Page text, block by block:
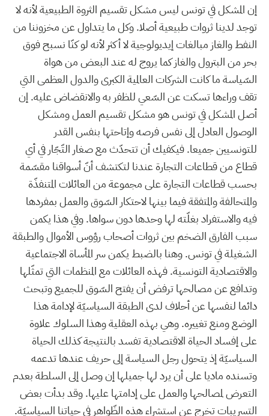
إن المشكل في تونس ليس مشكل تقسيم الثروة الطبيعية لأنه لا
توجد لدينا ثروات طبيعية أصلا. وكل ما يتداول عن مخزوننا من
النفط والغاز مبالغات إيديولوجية لا أكثر لأنه لو كنّا نسبح فوق
بحر من البترول والغاز كما يروج له عند البعض من هواة
السّياسة ما كانت الشركات العالمية الكبرى والدول العظمى التي
تقف وراءها تسكت عن السّعي للظفر به والانقضاض عليه. إن
أصل المشكل في تونس هو مشكل تقسيم العمل ومشكل
الوصول العادل إلى نفس فرصه وإتاحتها بنفس القدر
للتونسيين جميعا. فيكفيك أن تتحدّث مع صغار التّجّار في أي
قطاع من قطاعات التجارة عندنا لتكتشف أنّ أسواقنا مقسّمة
بحسب قطاعات التجارة على مجموعة من العائلات المتنفذّة
والمتحالفة والمتفقة فيما بينها لاحتكار السّوق والعمل بمفردها
فيه والاستفراد بغلّته لها وحدها دون سواها. وفي هذا يكمن
سبب الفارق الضخم بين ثروات أصحاب رؤوس الأموال والطبقة
الشغيلة في تونس. وهنا بالضبط يكمن سر المأساة الاجتماعية
والاقتصادية التونسية. فهذه العائلات مع المنظمات التي تمثّلها
وتدافع عن مصالحها ترفض أن يفتح السّوق للجميع وتبحث
دائما لنفسها عن أحلاف لدى الطبقة السياسيّة لإدامة هذا
الوضع ومنع تغييره. وهي بهذه العقلية وهذا السلوك علاوة
على إفساد الحياة الاقتصادية تفسد بالنتيجة كذلك الحياة
السياسيّة إذ يتحول رجل السياسة إلى حريف عندها تدعمه
وتسنده ماديا على أن يرد لها جميلها إن وصل إلى السلطة بعدم
التعرض لمصالحها والعمل على إدامتها عليها. وقد بدأت بعض
التسريبات تخرج عن استشراء هذه الظّواهر في حياتنا السياسيّة.